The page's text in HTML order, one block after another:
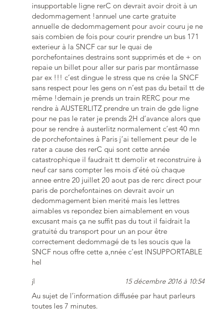
insupportable ligne rerC on devrait avoir droit à un
dedommagement !annuel une carte gratuite
annuelle de dedommagement pour avoir couru je ne
sais combien de fois pour courir prendre un bus 171
exterieur à la SNCF car sur le quai de
porchefontaines destrains sont supprimés et de + on
repaie un billet pour aller sur paris par montârnasse
par ex !!! c’est dingue le stress que ns crée la SNCF
sans respect pour les gens on n’est pas du betail tt de
même !demain je prends un train RERC pour me
rendre à AUSTERLITZ prendre un train de gde ligne
pour ne pas le rater je prends 2H d’avance alors que
pour se rendre à austerlitz normalement c’est 40 mn
de porchefontaines à Paris j’ai tellement peur de le
rater a cause des rerC qui sont cette année
catastrophique il faudrait tt demolir et reconstruire à
neuf car sans compter les mois d’été où chaque
annee entre 20 juillet 20 aout pas de rerc direct pour
paris de porchefontaines on devrait avoir un
dedommagement bien merité mais les lettres
aimables vs repondez bien aimablement en vous
excusant mais ça ne suffit pas du tout il faidrait la
gratuité du transport pour un an pour être
correctement dedommagé de ts les soucis que la
SNCF nous offre cette a,nnée c’est INSUPPORTABLE
hel
jl 15 décembre 2016 à 10:54
Au sujet de l’information diffusée par haut parleurs
toutes les 7 minutes.